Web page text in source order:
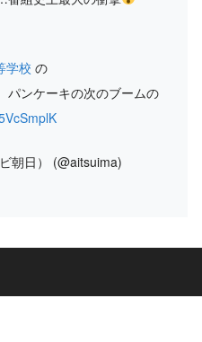
学校 の
パンケーキの次のブームの
朝日） (@aitsuima)